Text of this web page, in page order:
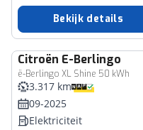
Bekijk details
Citroën E-Berlingo
ë-Berlingo XL Shine 50 kWh
3.317 km
09-2025
Elektriciteit